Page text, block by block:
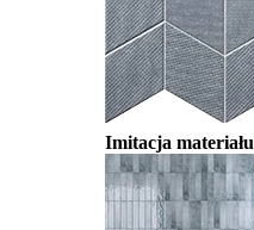
Imitacja materiału